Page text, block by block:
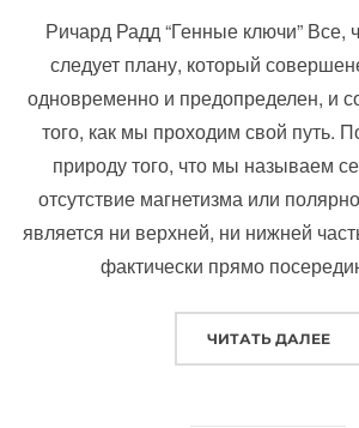
Ричард Радд “Генные ключи” Все,
следует плану, который
одновременно и предопределен, и
того, как мы проходим свой путь.
природу того, что мы называем
отсутствие магнетизма или
является ни верхней, ни нижней
фактически прямо
ЧИТАТЬ ДАЛЕЕ